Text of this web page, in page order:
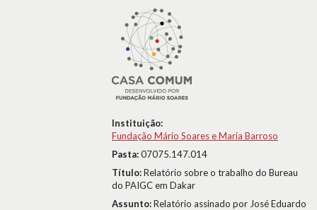
Instituição:
Fundação Mário Soares e Maria Barroso
Pasta:07075.147.014
Título:Relatório sobre o trabalho do Bureau
do PAIGC em Dakar
Assunto:Relatório assinado por José Eduardo